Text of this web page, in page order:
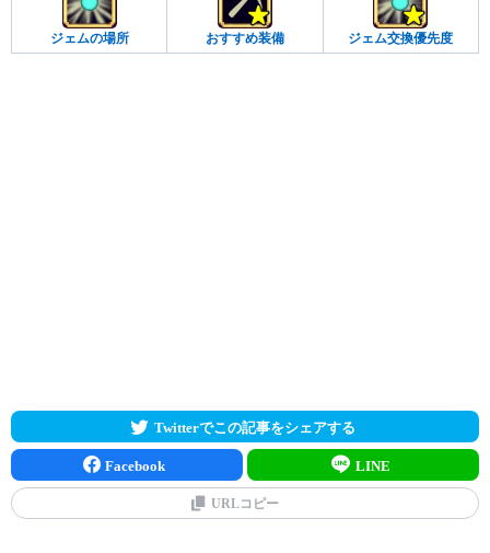
ジェムの場所 おすすめ装備 ジェム交換優先度
Twitterでこの記事をシェアする
Facebook LINE
URLコピー